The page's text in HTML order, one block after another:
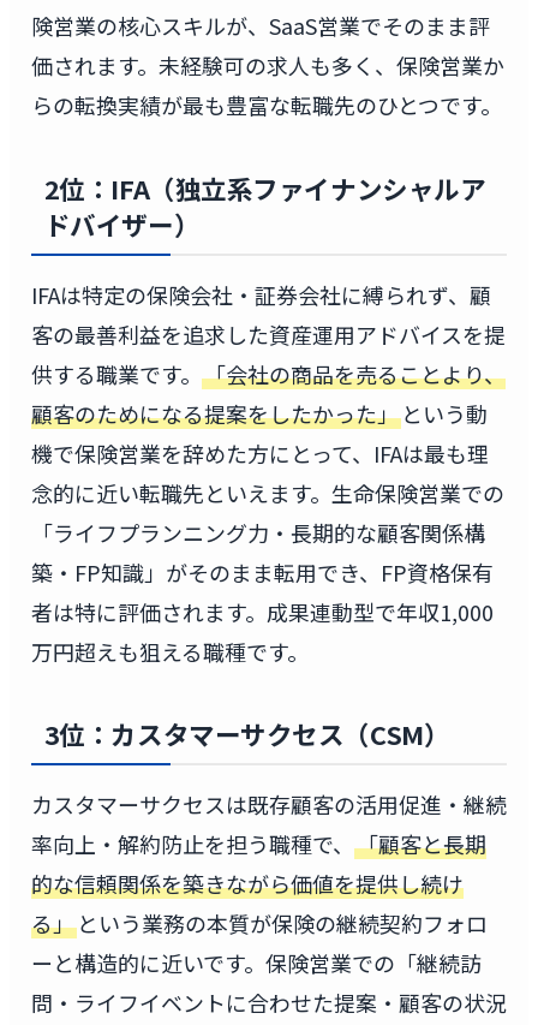
険営業の核心スキルが、SaaS営業でそのまま評
価されます。未経験可の求人も多く、保険営業か
らの転換実績が最も豊富な転職先のひとつです。
2位：IFA（独立系ファイナンシャルア
ドバイザー）
IFAは特定の保険会社・証券会社に縛られず、顧
客の最善利益を追求した資産運用アドバイスを提
供する職業です。 「会社の商品を売ることより、
顧客のためになる提案をしたかった」という動
機で保険営業を辞めた方にとって、IFAは最も理
念的に近い転職先といえます。生命保険営業での
「ライフプランニング力・長期的な顧客関係構
築・FP知識」がそのまま転用でき、FP資格保有
者は特に評価されます。成果連動型で年収1,000
万円超えも狙える職種です。
3位：カスタマーサクセス（CSM）
カスタマーサクセスは既存顧客の活用促進・継続
率向上・解約防止を担う職種で、 「顧客と長期
的な信頼関係を築きながら価値を提供し続け
る」という業務の本質が保険の継続契約フォロ
ーと構造的に近いです。保険営業での「継続訪
問・ライフイベントに合わせた提案・顧客の状況